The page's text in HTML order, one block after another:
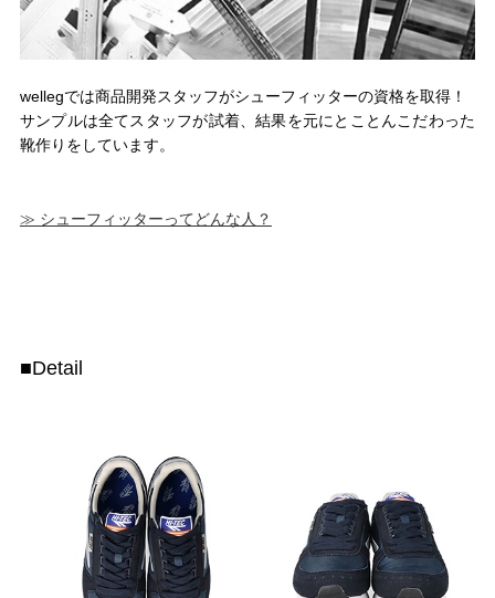
wellegでは商品開発スタッフがシューフィッターの資格を取得！
サンプルは全てスタッフが試着、結果を元にとことんこだわった
靴作りをしています。
≫ シューフィッターってどんな人？
■Detail